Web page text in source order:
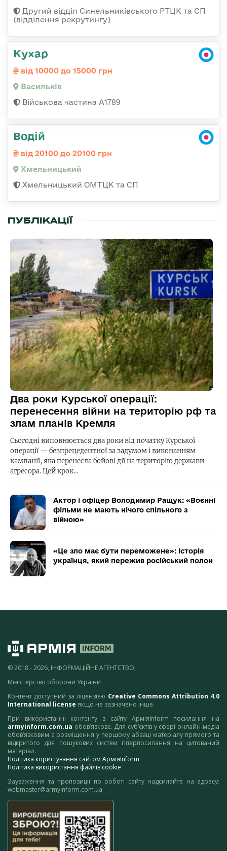
Другий відділ Синельниківського РТЦК та СП
(відділення рекрутингу)
Кухар
від 10000 до 15000 грн
Васильків
Військова частина А1789
Водій
від 20100 до 20100 грн
Хмельницький
Хмельницький ОМТЦК та СП
ПУБЛІКАЦІЇ
Два роки Курської операції:
перенесення війни на територію рф та
злам планів Кремля
Сьогодні виповнюється два роки від початку Курської
операції — безпрецедентної за задумом і виконанням
кампанії, яка перенесла бойові дії на територію держави-
агресора. Цей крок…
Актор і офіцер Володимир Ращук: «Воєнні
фільми не мають нічого спільного з
війною»
«Це зло має бути переможене»: історія
українця, який пережив російський полон
© 2018 - 2026, ІНФОРМАЦІЙНЕ АГЕНТСТВО,
Міністерство оборони України
Контент доступний за ліцензією Creative Commons Attribution 4.0
International license якщо не зазначено інше.
При використанні контенту з сайту АрміяInform посилання на
armyinform.com.ua обов’язкове. Для суб’єктів у сфері онлайн-медіа
обов’язковим є розміщення у першому абзаці матеріалу прямого та
відкритого для пошукових систем гіперпосилання на цитований
матеріал.
Політика користування сайтом АрміяInform
Політика використання файлів cookie
Зауваження та пропозиції по роботі сайту надсилайте на адресу:
webmaster@armyinform.com.ua